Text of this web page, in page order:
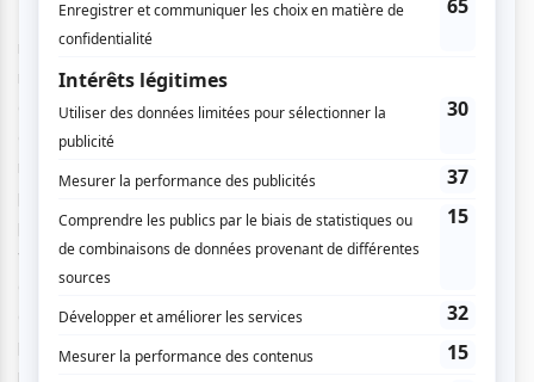
Salyut-7a la chance de retracer une histoire vraie, ce qui
rend cette séquence encore plus percutante. La réalisation
minutieuse et sans à-coups est embellie par une séquence
split-screen(écran divisé) surprenante et envahie par
ce flottement spatial où même les partitions d’écran sont
mouvantes. Également, une bande sonore très présente –
parfois un peu trop d’ailleurs – accompagne la majorité des
plans. Accotées aux images, ces musiques d’ambiance
viennent parfois donner le sentiment d’un vidéoclip plutôt
que d’une séquence filmique. Bien que cela soit le parti pris
de Shipenko, le silence spatial manque et aurait pu servir la
puissance des images. Cependant, l’émotion reste